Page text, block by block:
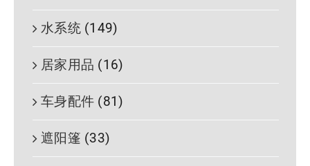
水系统 (149)
居家用品 (16)
车身配件 (81)
遮阳篷 (33)